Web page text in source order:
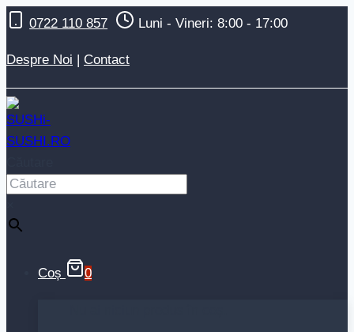
Skip
content
0722 110 857 Luni - Vineri: 8:00 - 17:00
Despre Noi | Contact
Coș 0